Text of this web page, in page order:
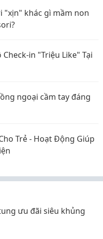
"xịn" khác gì mầm non
in "Triệu Like" Tại
ngoại cầm tay đáng
Trẻ - Hoạt Động Giúp
ưu đãi siêu khủng